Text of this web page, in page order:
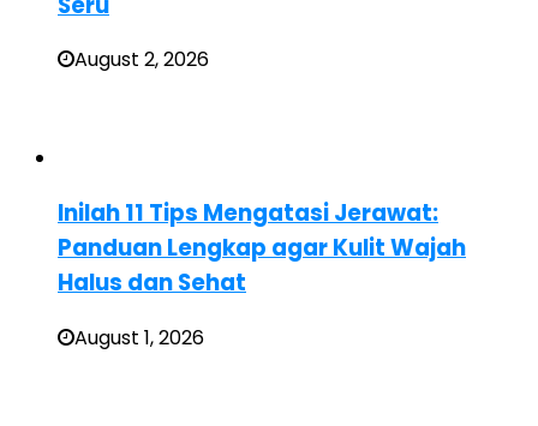
August 2, 2026
Inilah 11 Tips Mengatasi Jerawat:
Panduan Lengkap agar Kulit Wajah
Halus dan Sehat
August 1, 2026